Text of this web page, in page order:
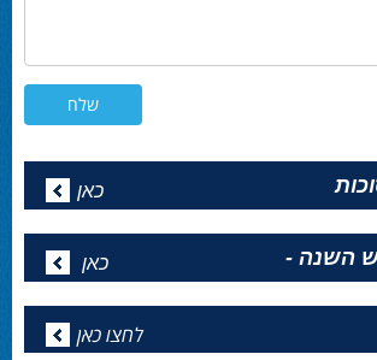
כאן
כאן
לחצו כאן